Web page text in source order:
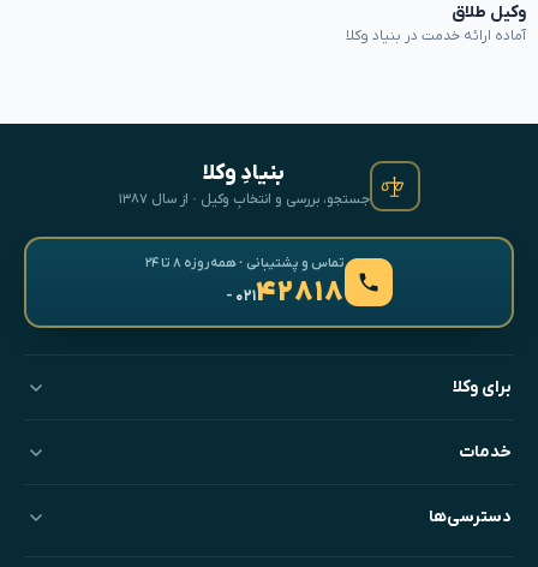
وکیل طلاق
آماده ارائه خدمت در بنیاد وکلا
بنیادِ وکلا
جستجو، بررسی و انتخابِ وکیل · از سال ۱۳۸۷
تماس و پشتیبانی · همه‌روزه ۸ تا ۲۴
۴۲۸۱۸- ۰۲۱
برای وکلا
خدمات
دسترسی‌ها